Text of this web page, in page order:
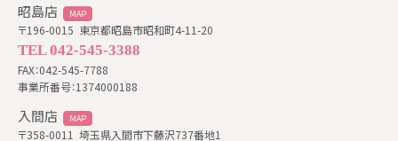
昭島店 MAP
〒196-0015 東京都昭島市昭和町4-11-20
TEL 042-545-3388
FAX：042-545-7788
事業所番号：1374000188
入間店 MAP
〒358-0011 埼玉県入間市下藤沢737番地1